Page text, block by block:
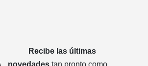
Recibe las últimas